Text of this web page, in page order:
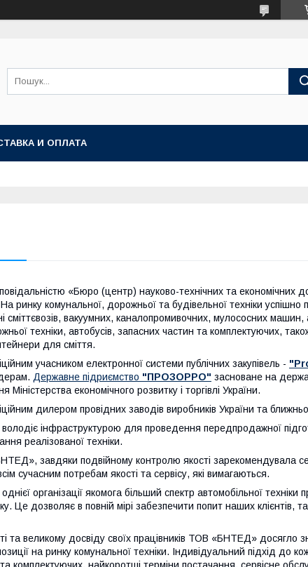
И ОПЛАТА
«Бюро (центр) науково-технічних та економічних
ринку комунальної, дорожньої та будівельної техніки успішно
сміттєвозів, вакуумних, каналопромивочних, мулососних машин,
техніки, автобусів, запасних частин та комплектуючих,
для сміття.
учасником електронної системи публічних закупівель -
Державне підриємство "ПРОЗОРРО" засноване на
економічного розвитку і торгівлі України.
дилером провідних заводів виробників України та
інфраструктурою для проведення передпродажної
реалізованої техніки.
завдяки подвійному контролю якості зарекомендувала
сучасним потребам якості та сервісу, які вимагаються.
організації якомога більший спектр автомобільної техніки
Це дозволяє в повній мірі забезпечити попит наших клієнтів,
та великому досвіду своїх працівників ТОВ «БНТЕД» досягло
на ринку комунальної техніки. Індивідуальний підхід до